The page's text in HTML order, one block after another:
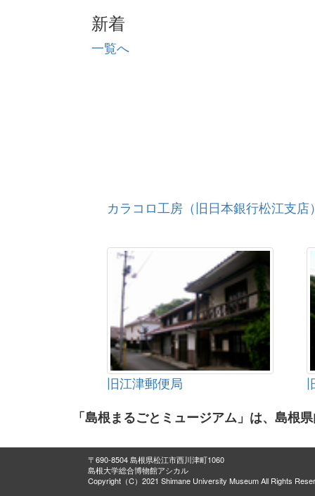
新着
一覧へ
カラコロ工房（旧日本銀行松江支店
旧江津郵便局
「島根まるごとミュージアム」は、島根
〒690-8504 島根県松江市西川津町1060
島根大学総合博物館アシカル
Copyright（C）2021 Shimane University Museum All Rights